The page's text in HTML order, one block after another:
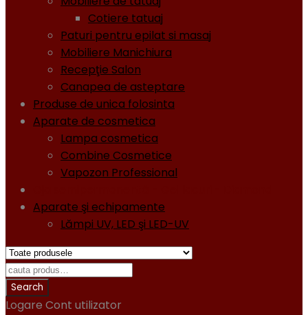
Cotiere tatuaj
Paturi pentru epilat si masaj
Mobiliere Manichiura
Recepţie Salon
Canapea de asteptare
Produse de unica folosinta
Aparate de cosmetica
Lampa cosmetica
Combine Cosmetice
Vapozon Professional
Aparate şi echipamente
Lămpi UV, LED şi LED-UV
Logare Cont utilizator